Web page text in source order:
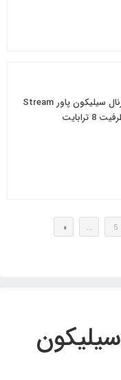
هارددیسک اکسترنال سیلیکون پاور Stream
5
...
»
Silicon Power سیلیکون